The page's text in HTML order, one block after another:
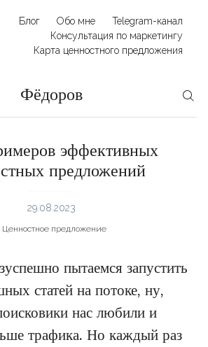
Блог Обо мне
Telegram-канал
Консультация по маркетингу
Карта ценностного предложения
Фёдоров
эффективных
предложений
29.08.2023
Ценностное предложение
пытаемся запустить
статей на потоке, ну,
нас любили и
трафика. Но каждый раз